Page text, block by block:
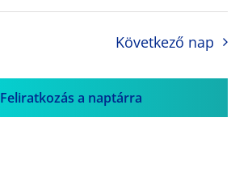
Következő nap
Feliratkozás a naptárra